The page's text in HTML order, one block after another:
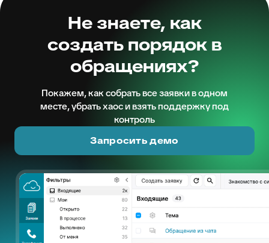
Не знаете, как
создать порядок в
обращениях?
Покажем, как собрать все заявки в одном
месте, убрать хаос и взять поддержку под
контроль
Запросить демо